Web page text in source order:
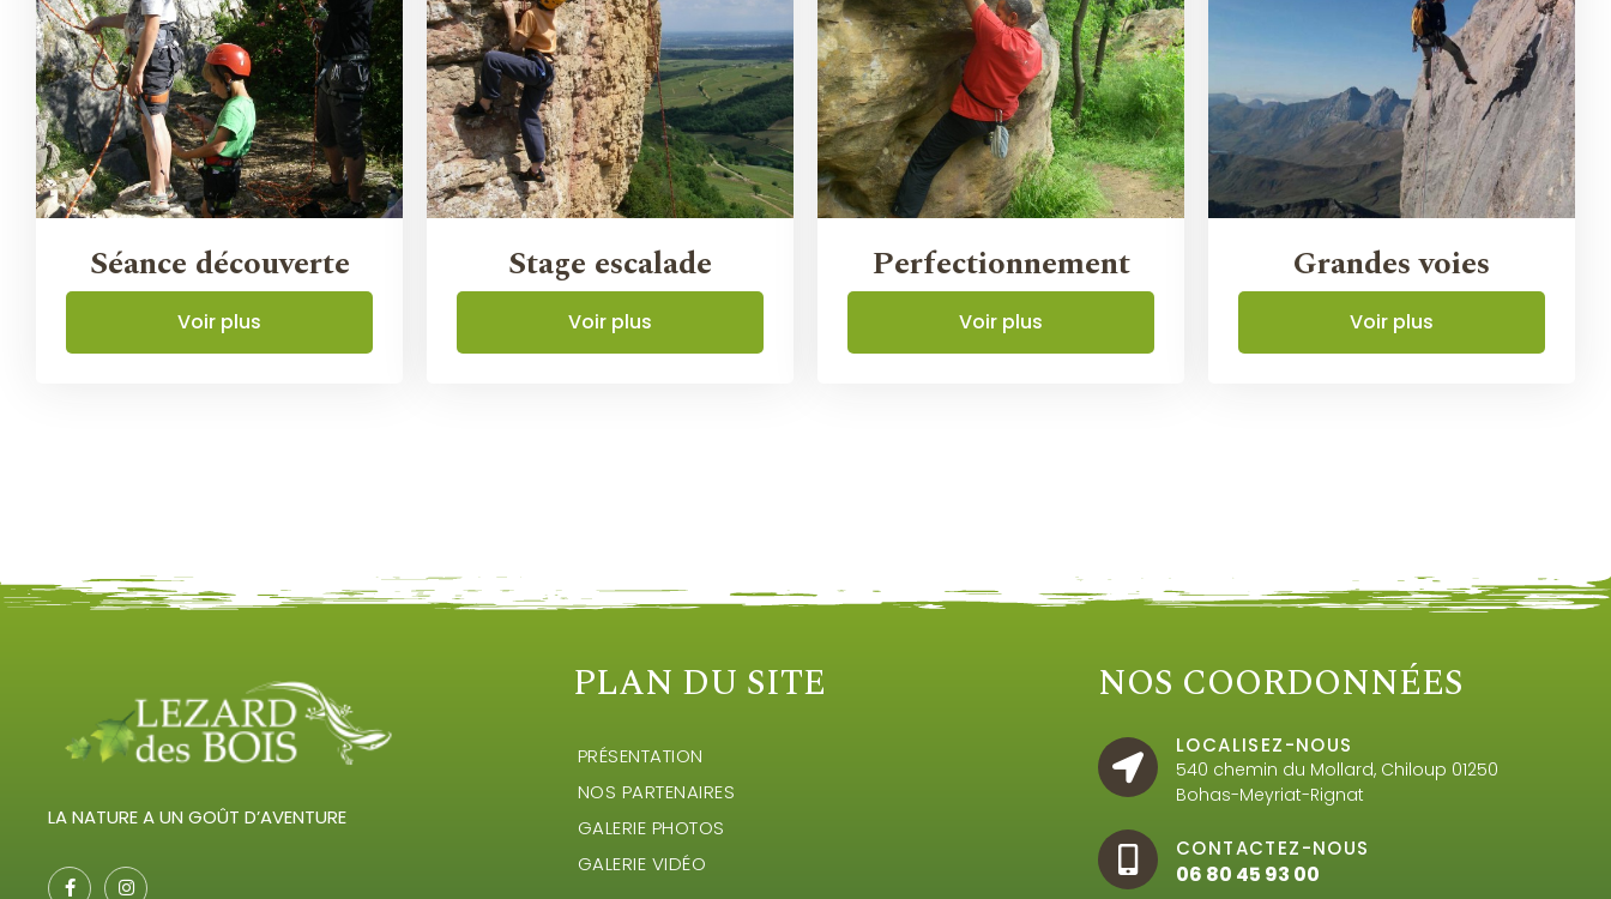
Séance découverte
Voir plus
Stage escalade
Voir plus
Perfectionnement
Voir plus
Grandes voies
Voir plus
LA NATURE A UN GOÛT D’AVENTURE
PLAN DU SITE
PRÉSENTATION
NOS PARTENAIRES
GALERIE PHOTOS
GALERIE VIDÉO
NOS COORDONNÉES
LOCALISEZ-NOUS
540 chemin du Mollard, Chiloup 01250
Bohas-Meyriat-Rignat
CONTACTEZ-NOUS
06 80 45 93 00